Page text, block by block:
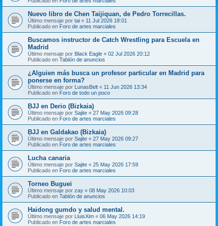
Nuevo libro de Chen Taijiquan, de Pedro Torrecillas.
Último mensaje por tai « 11 Jul 2026 18:01
Publicado en Foro de artes marciales
Buscamos instructor de Catch Wrestling para Escuela en
Madrid
Último mensaje por Black Eagle « 02 Jul 2026 20:12
Publicado en Tablón de anuncios
¿Alguien más busca un profesor particular en Madrid para
ponerse en forma?
Último mensaje por LunasBelt « 11 Jun 2026 13:34
Publicado en Foro de todo un poco
BJJ en Derio (Bizkaia)
Último mensaje por Sajite « 27 May 2026 09:28
Publicado en Foro de artes marciales
BJJ en Galdakao (Bizkaia)
Último mensaje por Sajite « 27 May 2026 09:27
Publicado en Foro de artes marciales
Lucha canaria
Último mensaje por Sajite « 25 May 2026 17:59
Publicado en Foro de artes marciales
Torneo Buguei
Último mensaje por zay « 08 May 2026 10:03
Publicado en Tablón de anuncios
Haidong gumdo y salud mental.
Último mensaje por LluisXim « 06 May 2026 14:19
Publicado en Foro de artes marciales